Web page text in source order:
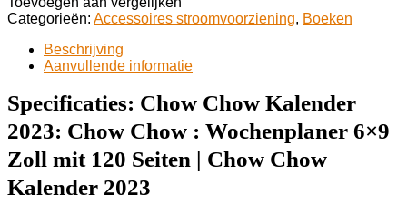
Chow
Chow
Wochenplaner
Zoll
mit
120
|
Chow
Chow
Categorieën: Accessoires stroomvoorziening, Boeken
Beschrijving
Aanvullende informatie
Specificaties: Chow Chow Kalender
2023: Chow Chow : Wochenplaner 6×9
Zoll mit 120 Seiten | Chow Chow
Kalender 2023